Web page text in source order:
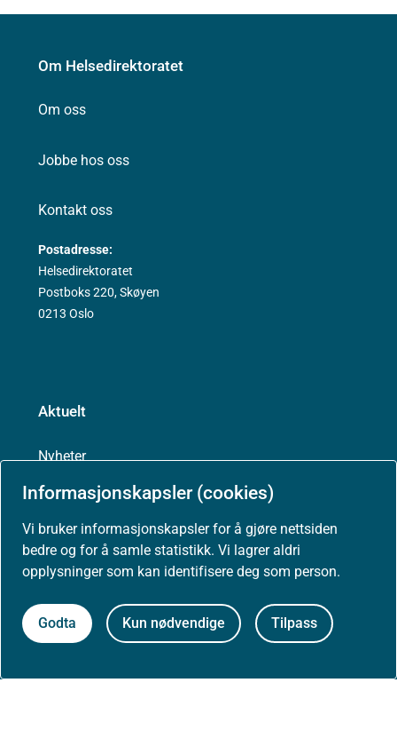
Informasjonskapsler (cookies)
Vi bruker informasjonskapsler for å gjøre nettsiden
bedre og for å samle statistikk. Vi lagrer aldri
opplysninger som kan identifisere deg som person.
Godta Kun nødvendige Tilpass
Om Helsedirektoratet
Om oss
Jobbe hos oss
Kontakt oss
Postadresse:
Helsedirektoratet
Postboks 220, Skøyen
0213 Oslo
Aktuelt
Nyheter
Arrangementer
Høringer
Presse